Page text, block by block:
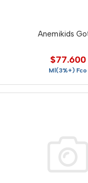
Anemikids
$77.600
Ml(3%+) Fco